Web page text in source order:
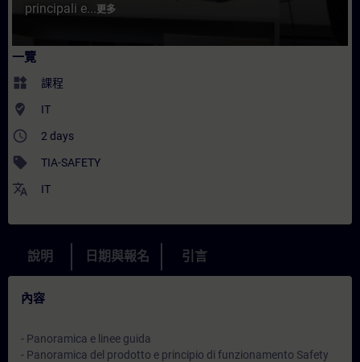
principali e...更多
一覽
widgets 課程
where_to_vote IT
access_time 2 days
sell TIA-SAFETY
translate IT
說明 日期與報名 引言
內容
- Panoramica e linee guida
- Panoramica del prodotto e principio di funzionamento Safety